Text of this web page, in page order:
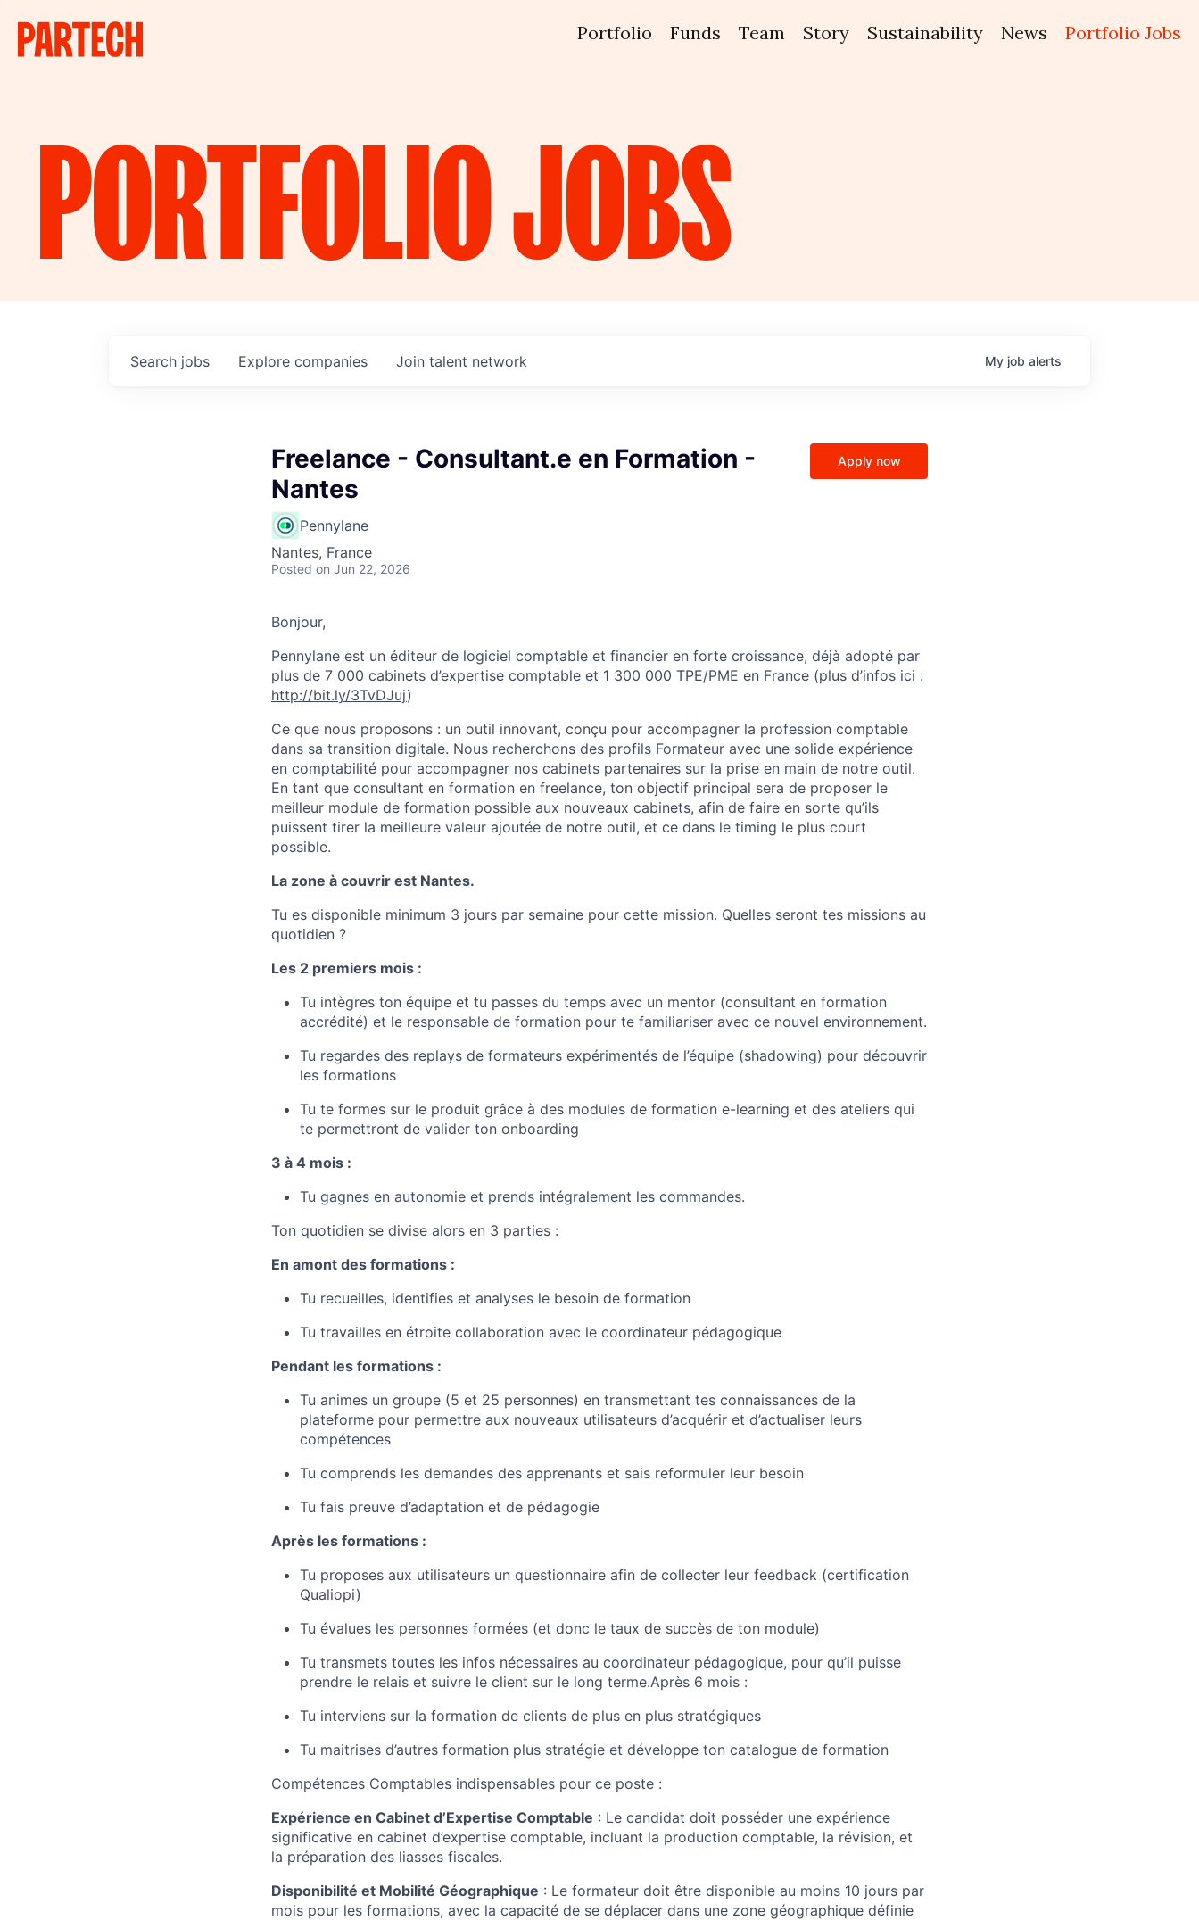
Portfolio Funds Team Story Sustainability News Portfolio Jobs
PORTFOLIOJOBS
Search jobs Explore companies Join talent network My job alerts
Freelance - Consultant.e en Formation -
Nantes
Pennylane
Nantes, France
Posted on Jun 22, 2026
Apply now
Bonjour,
Pennylane est un éditeur de logiciel comptable et financier en forte croissance, déjà adopté par
plus de 7 000 cabinets d’expertise comptable et 1 300 000 TPE/PME en France (plus d’infos ici :
http://bit.ly/3TvDJuj)
Ce que nous proposons : un outil innovant, conçu pour accompagner la profession comptable
dans sa transition digitale. Nous recherchons des profils Formateur avec une solide expérience
en comptabilité pour accompagner nos cabinets partenaires sur la prise en main de notre outil.
En tant que consultant en formation en freelance, ton objectif principal sera de proposer le
meilleur module de formation possible aux nouveaux cabinets, afin de faire en sorte qu’ils
puissent tirer la meilleure valeur ajoutée de notre outil, et ce dans le timing le plus court
possible.
La zone à couvrir est Nantes.
Tu es disponible minimum 3 jours par semaine pour cette mission. Quelles seront tes missions au
quotidien ?
Les 2 premiers mois :
Tu intègres ton équipe et tu passes du temps avec un mentor (consultant en formation
accrédité) et le responsable de formation pour te familiariser avec ce nouvel environnement.
Tu regardes des replays de formateurs expérimentés de l’équipe (shadowing) pour découvrir
les formations
Tu te formes sur le produit grâce à des modules de formation e-learning et des ateliers qui
te permettront de valider ton onboarding
3 à 4 mois :
Tu gagnes en autonomie et prends intégralement les commandes.
Ton quotidien se divise alors en 3 parties :
En amont des formations :
Tu recueilles, identifies et analyses le besoin de formation
Tu travailles en étroite collaboration avec le coordinateur pédagogique
Pendant les formations :
Tu animes un groupe (5 et 25 personnes) en transmettant tes connaissances de la
plateforme pour permettre aux nouveaux utilisateurs d’acquérir et d’actualiser leurs
compétences
Tu comprends les demandes des apprenants et sais reformuler leur besoin
Tu fais preuve d’adaptation et de pédagogie
Après les formations :
Tu proposes aux utilisateurs un questionnaire afin de collecter leur feedback (certification
Qualiopi)
Tu évalues les personnes formées (et donc le taux de succès de ton module)
Tu transmets toutes les infos nécessaires au coordinateur pédagogique, pour qu’il puisse
prendre le relais et suivre le client sur le long terme.Après 6 mois :
Tu interviens sur la formation de clients de plus en plus stratégiques
Tu maitrises d’autres formation plus stratégie et développe ton catalogue de formation
Compétences Comptables indispensables pour ce poste :
Expérience en Cabinet d’Expertise Comptable : Le candidat doit posséder une expérience
significative en cabinet d’expertise comptable, incluant la production comptable, la révision, et
la préparation des liasses fiscales.
Disponibilité et Mobilité Géographique : Le formateur doit être disponible au moins 10 jours par
mois pour les formations, avec la capacité de se déplacer dans une zone géographique définie